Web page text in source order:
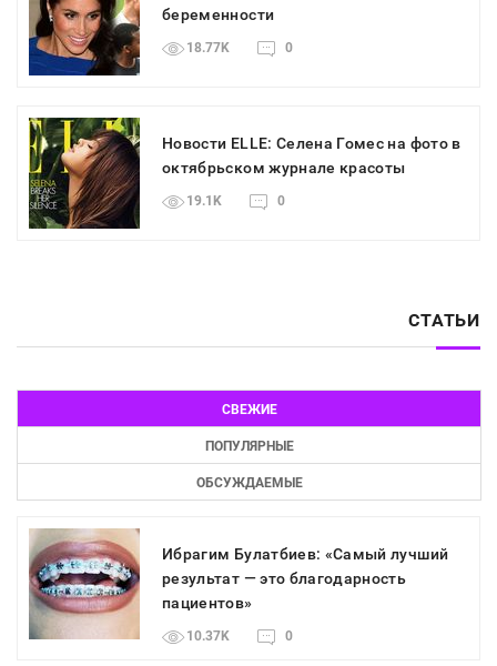
беременности
18.77K 0
Новости ELLE: Селена Гомес на фото в
октябрьском журнале красоты
19.1K 0
СТАТЬИ
СВЕЖИЕ
ПОПУЛЯРНЫЕ
ОБСУЖДАЕМЫЕ
Ибрагим Булатбиев: «Самый лучший
результат — это благодарность
пациентов»
10.37K 0